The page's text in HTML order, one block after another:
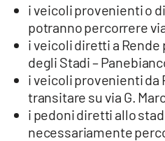
i veicoli provenienti o
potranno percorrere
i veicoli diretti a
degli Stadi –
i veicoli provenienti da
transitare su via G.
i pedoni diretti allo
necessariamente